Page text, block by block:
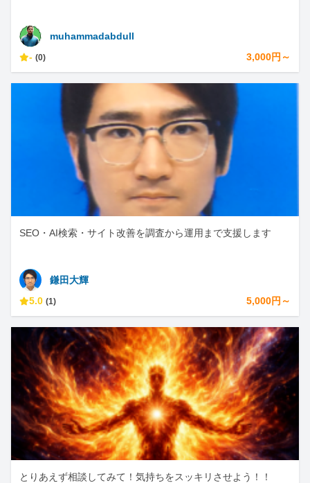
muhammadabdull
- (0) 3,000円～
SEO・AI検索・サイト改善を調査から運用まで支援します
鎌田大輝
5.0 (1) 5,000円～
とりあえず相談してみて！気持ちをスッキリさせよう！！